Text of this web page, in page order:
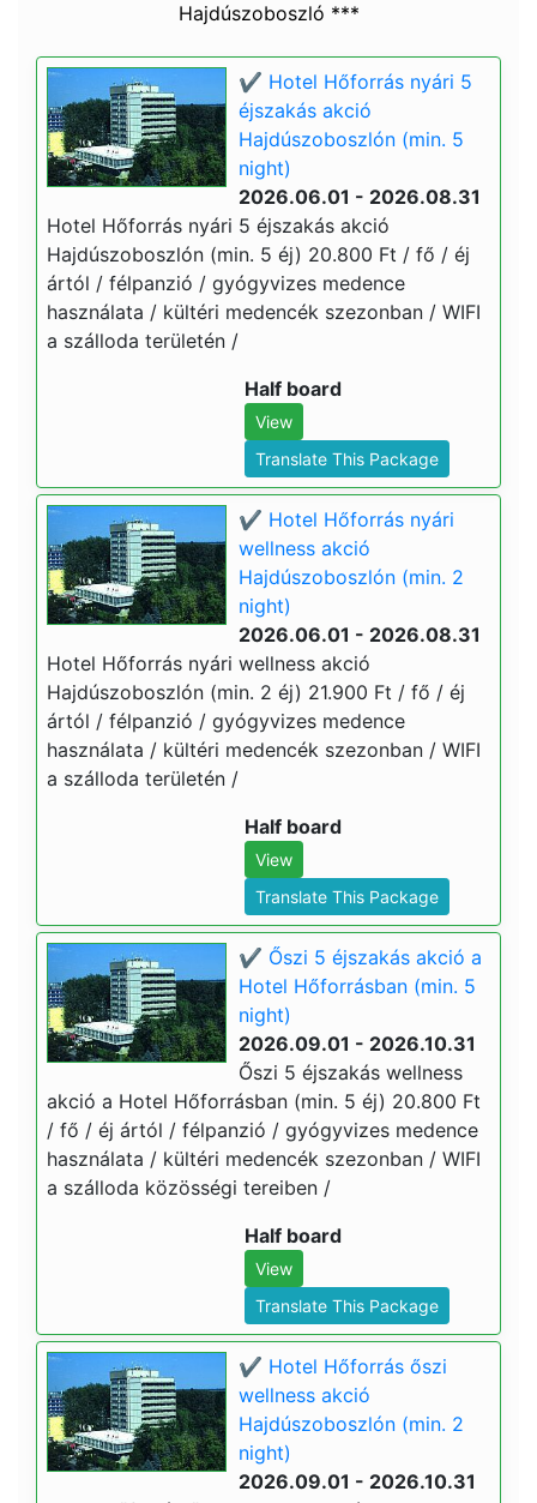
Hajdúszoboszló ***
✔️ Hotel Hőforrás nyári 5
éjszakás akció
Hajdúszoboszlón (min. 5
night)
2026.06.01 - 2026.08.31
Hotel Hőforrás nyári 5 éjszakás akció
Hajdúszoboszlón (min. 5 éj) 20.800 Ft / fő / éj
ártól / félpanzió / gyógyvizes medence
használata / kültéri medencék szezonban / WIFI
a szálloda területén /
Half board
View
Translate This Package
✔️ Hotel Hőforrás nyári
wellness akció
Hajdúszoboszlón (min. 2
night)
2026.06.01 - 2026.08.31
Hotel Hőforrás nyári wellness akció
Hajdúszoboszlón (min. 2 éj) 21.900 Ft / fő / éj
ártól / félpanzió / gyógyvizes medence
használata / kültéri medencék szezonban / WIFI
a szálloda területén /
Half board
View
Translate This Package
✔️ Őszi 5 éjszakás akció a
Hotel Hőforrásban (min. 5
night)
2026.09.01 - 2026.10.31
Őszi 5 éjszakás wellness
akció a Hotel Hőforrásban (min. 5 éj) 20.800 Ft
/ fő / éj ártól / félpanzió / gyógyvizes medence
használata / kültéri medencék szezonban / WIFI
a szálloda közösségi tereiben /
Half board
View
Translate This Package
✔️ Hotel Hőforrás őszi
wellness akció
Hajdúszoboszlón (min. 2
night)
2026.09.01 - 2026.10.31